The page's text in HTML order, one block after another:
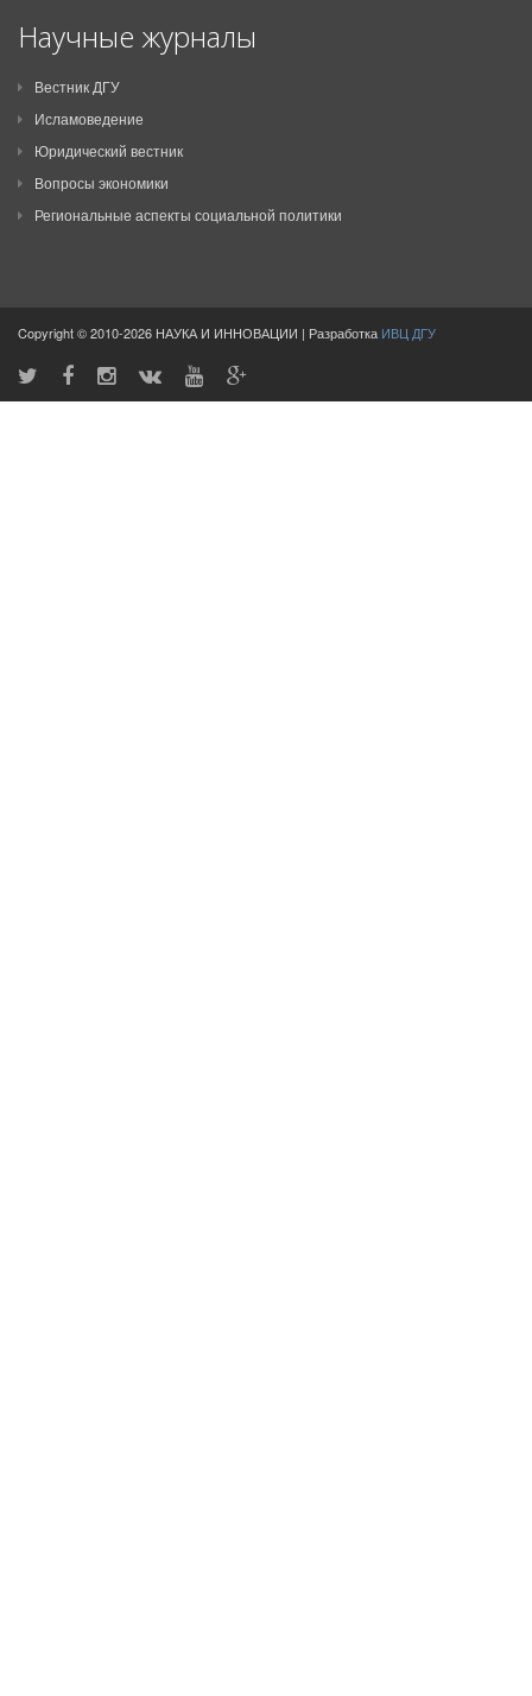
Научные журналы
Вестник ДГУ
Исламоведение
Юридический вестник
Вопросы экономики
Региональные аспекты социальной политики
Copyright © 2010-2026 НАУКА И ИННОВАЦИИ | Разработка ИВЦ ДГУ